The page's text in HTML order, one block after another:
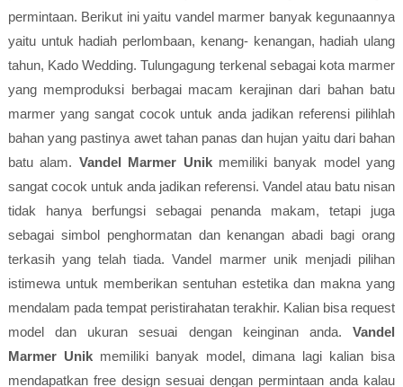
permintaan. Berikut ini yaitu vandel marmer banyak kegunaannya
yaitu untuk hadiah perlombaan, kenang- kenangan, hadiah ulang
tahun, Kado Wedding. Tulungagung terkenal sebagai kota marmer
yang memproduksi berbagai macam kerajinan dari bahan batu
marmer yang sangat cocok untuk anda jadikan referensi pilihlah
bahan yang pastinya awet tahan panas dan hujan yaitu dari bahan
batu alam. Vandel Marmer Unik memiliki banyak model yang
sangat cocok untuk anda jadikan referensi. Vandel atau batu nisan
tidak hanya berfungsi sebagai penanda makam, tetapi juga
sebagai simbol penghormatan dan kenangan abadi bagi orang
terkasih yang telah tiada. Vandel marmer unik menjadi pilihan
istimewa untuk memberikan sentuhan estetika dan makna yang
mendalam pada tempat peristirahatan terakhir. Kalian bisa request
model dan ukuran sesuai dengan keinginan anda.Vandel
Marmer Unik memiliki banyak model, dimana lagi kalian bisa
mendapatkan free design sesuai dengan permintaan anda kalau